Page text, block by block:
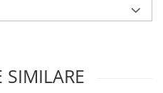
SIMILARE